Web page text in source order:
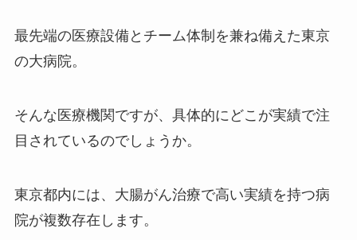
最先端の医療設備とチーム体制を兼ね備えた東京
の大病院。
そんな医療機関ですが、具体的にどこが実績で注
目されているのでしょうか。
東京都内には、大腸がん治療で高い実績を持つ病
院が複数存在します。